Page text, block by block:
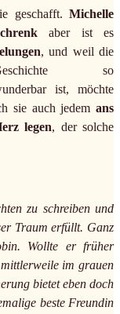
geschafft. Michelle
aber ist es
, und weil die
so
ist, möchte
sie auch jedem ans
legen, der solche
zu schreiben und
Traum erfüllt. Ganz
Wollte er früher
im grauen
bietet eben doch
beste Freundin